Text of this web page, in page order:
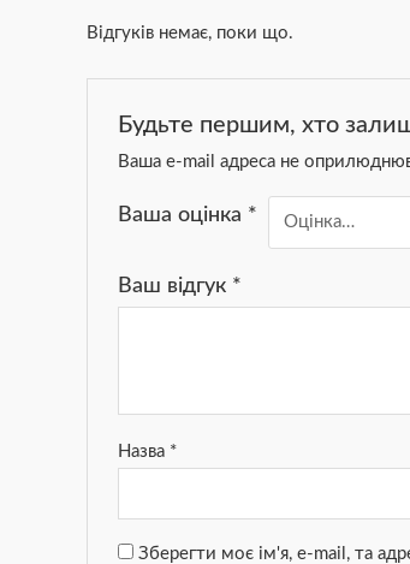
Відгуків немає, поки що.
Будьте першим, хто
Ваша e-mail адреса не
Ваша оцінка *
Ваш відгук *
Назва *
Зберегти моє ім'я, e-mail, та